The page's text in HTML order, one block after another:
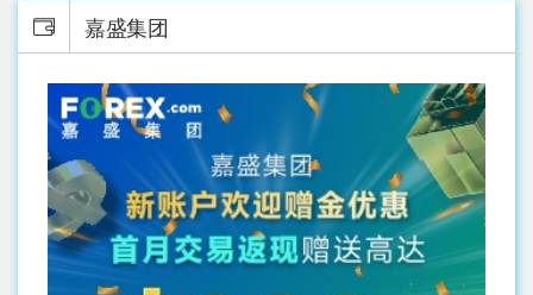
嘉盛集团